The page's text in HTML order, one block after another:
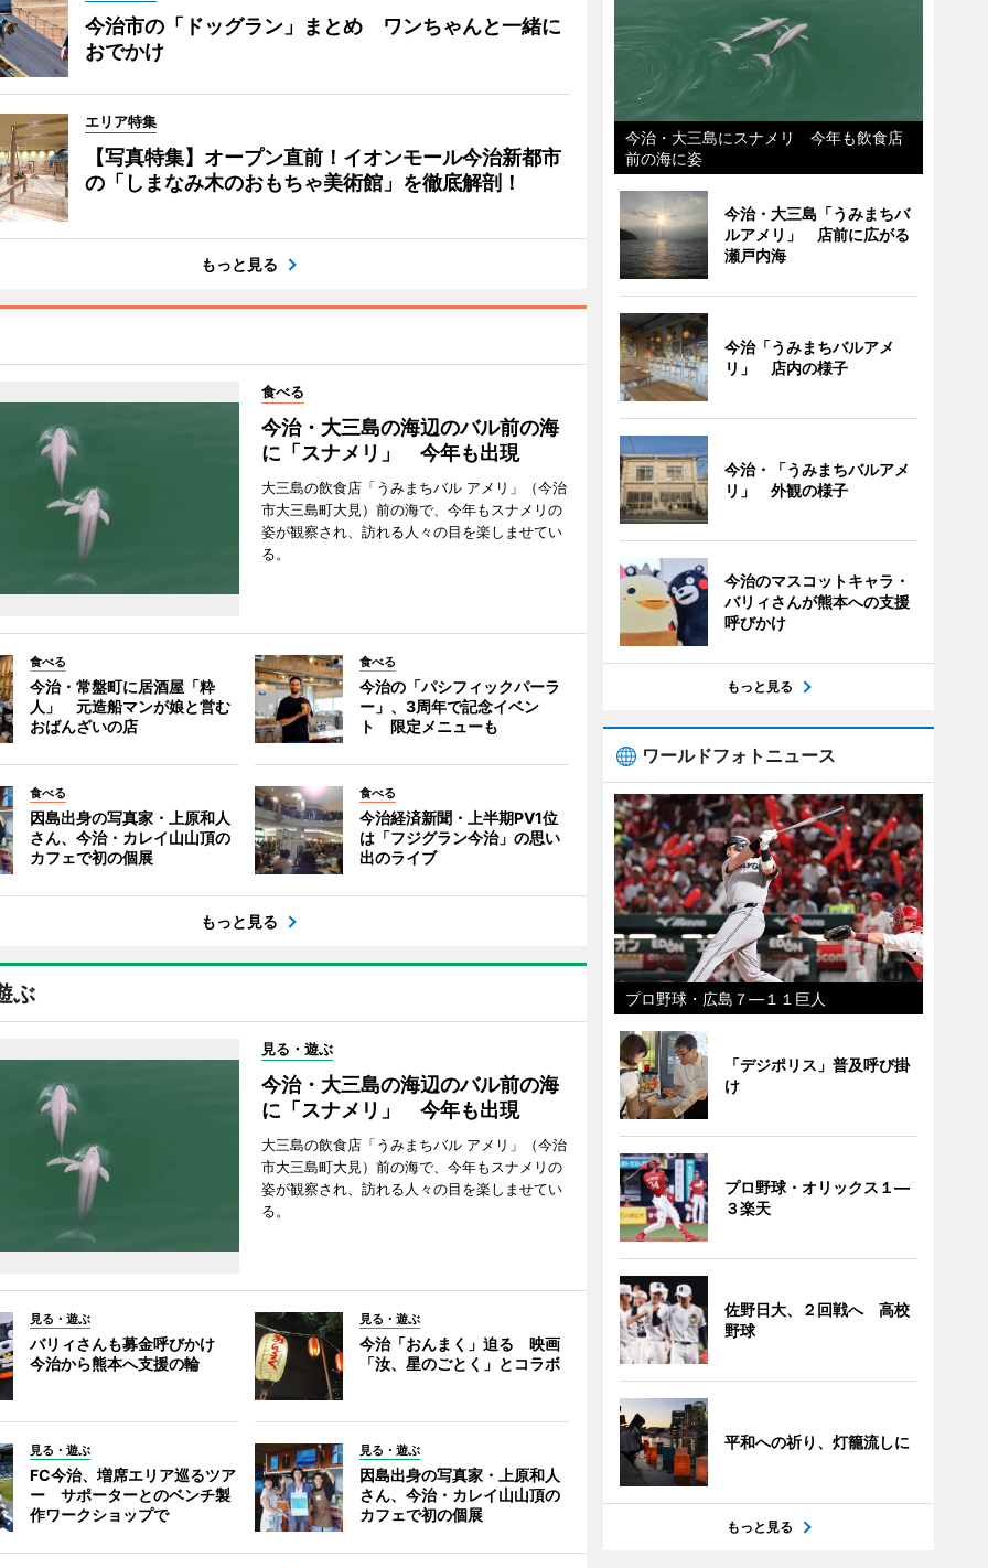
今治市の「ドッグラン」まとめ ワンちゃんと一緒に
おでかけ
エリア特集
【写真特集】オープン直前！イオンモール今治新都市
の「しまなみ木のおもちゃ美術館」を徹底解剖！
もっと見る
食べる
今治・大三島の海辺のバル前の海
に「スナメリ」 今年も出現
大三島の飲食店「うみまちバル アメリ」（今治
市大三島町大見）前の海で、今年もスナメリの
姿が観察され、訪れる人々の目を楽しませてい
る。
食べる
今治・常盤町に居酒屋「粋
人」 元造船マンが娘と営む
おばんざいの店
食べる
今治の「パシフィックパーラ
ー」、3周年で記念イベン
ト 限定メニューも
食べる
因島出身の写真家・上原和人
さん、今治・カレイ山山頂の
カフェで初の個展
食べる
今治経済新聞・上半期PV1位
は「フジグラン今治」の思い
出のライブ
もっと見る
ぶ
見る・遊ぶ
今治・大三島の海辺のバル前の海
に「スナメリ」 今年も出現
大三島の飲食店「うみまちバル アメリ」（今治
市大三島町大見）前の海で、今年もスナメリの
姿が観察され、訪れる人々の目を楽しませてい
る。
見る・遊ぶ
バリィさんも募金呼びかけ
今治から熊本へ支援の輪
見る・遊ぶ
今治「おんまく」迫る 映画
「汝、星のごとく」とコラボ
見る・遊ぶ
FC今治、増席エリア巡るツア
ー サポーターとのベンチ製
作ワークショップで
見る・遊ぶ
因島出身の写真家・上原和人
さん、今治・カレイ山山頂の
カフェで初の個展
今治・大三島にスナメリ 今年も飲食店
前の海に姿
今治・大三島「うみまちバ
ルアメリ」 店前に広がる
瀬戸内海
今治「うみまちバルアメ
リ」 店内の様子
今治・「うみまちバルアメ
リ」 外観の様子
今治のマスコットキャラ・
バリィさんが熊本への支援
呼びかけ
もっと見る
ワールドフォトニュース
プロ野球・広島７―１１巨人
「デジポリス」普及呼び掛
け
プロ野球・オリックス１―
３楽天
佐野日大、２回戦へ 高校
野球
平和への祈り、灯籠流しに
もっと見る